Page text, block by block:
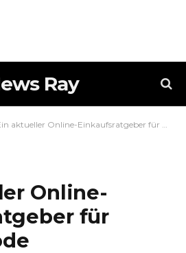
Ray
aktueller Online-Einkaufsratgeber für Damenmode
Online-
für